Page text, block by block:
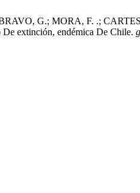
G.; MORA, F. .;
extinción, endémica De Chile.